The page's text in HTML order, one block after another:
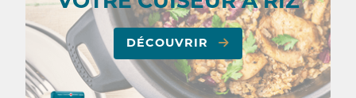
DÉCOUVRIR